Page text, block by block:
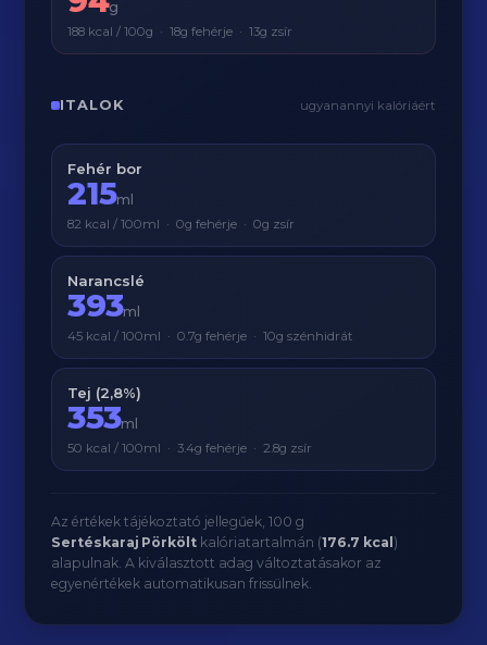
g
188 kcal / 100g · 18g fehérje · 13g zsír
ITALOK ugyanannyi kalóriáért
Fehér bor
215ml
82 kcal / 100ml · 0g fehérje · 0g zsír
Narancslé
393ml
45 kcal / 100ml · 0.7g fehérje · 10g szénhidrát
Tej (2,8%)
353ml
50 kcal / 100ml · 3.4g fehérje · 2.8g zsír
Az értékek tájékoztató jellegűek, 100 g
Sertéskaraj Pörkölt kalóriatartalmán (176.7 kcal )
alapulnak. A kiválasztott adag változtatásakor az
egyenértékek automatikusan frissülnek.